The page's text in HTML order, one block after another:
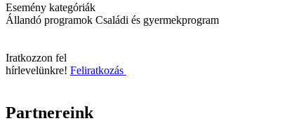
Esemény kategóriák
Állandó programok Családi és gyermekprogram
Iratkozzon fel
hírlevelünkre! Feliratkozás
Partnereink